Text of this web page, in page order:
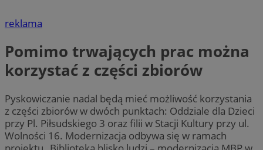
reklama
Pomimo trwających prac można
korzystać z części zbiorów
Pyskowiczanie nadal będą mieć możliwość korzystania
z części zbiorów w dwóch punktach: Oddziale dla Dzieci
przy Pl. Piłsudskiego 3 oraz filii w Stacji Kultury przy ul.
Wolności 16. Modernizacja odbywa się w ramach